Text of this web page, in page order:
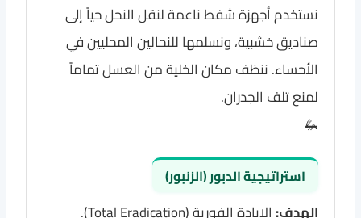
نستخدم أجهزة شفط ناعمة لنقل النحل حياً إلى
صناديق خشبية، ونسلمها للنحالين المحليين في
الأحساء. ننظف مكان الخلية من العسل تماماً
لمنع تلف الجدران.
🦗
استراتيجية الدبور (الزنبور)
الهدف: الإبادة الفورية (Total Eradication).